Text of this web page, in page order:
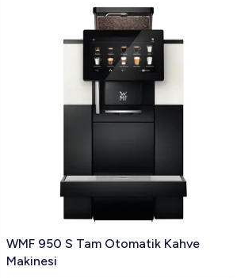
WMF 950 S Tam Otomatik Kahve
Makinesi